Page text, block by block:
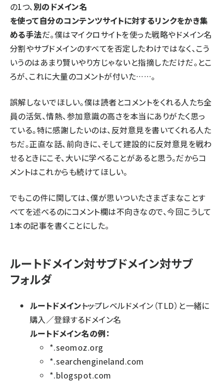
の1つ、別のドメイン名
を使って自分のコンテンツサイトに対するリンクをかき集
める手法だ。僕はマイクロサイトを使った戦略やドメイン名
分割やサブドメインのすべてを否定したわけではなく、こう
いうのはあまり賢いやり方じゃないと指摘しただけだ。とこ
ろが、これに大量のコメントが付いた……。
誤解しないでほしい。僕は読者とコメントをくれる人たち全
員の活気、情熱、参加意識の高さを本当にありがたく思っ
ている。特に感謝したいのは、反対意見を書いてくれる人た
ちだ。正直な話、前向きに、そして建設的に反対意見を戦わ
せるときにこそ、大いに学べることがあると思う。だからコ
メントはこれからも続けてほしい。
でもこの件に関しては、僕が思いついたさまざまなことす
べてを述べるのにコメント欄は不向きなので、今回こうして
1本の記事を書くことにした。
ルートドメイン対サブドメイン対サブ
フォルダ
ルートドメイン――トップレベルドメイン（TLD）と一緒に
購入／登録するドメイン名
ルートドメイン名の例：
*.seomoz.org
*.searchengineland.com
*.blogspot.com